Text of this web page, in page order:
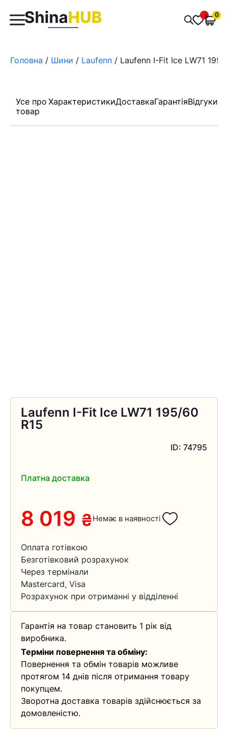
Пошук
товарів
0
Головна / Шини / Laufenn / Laufenn I-Fit Ice LW71 195/
Усе про
товар
ХарактеристикиДоставкаГарантіяВідгуки
Laufenn I-Fit Ice LW71 195/60
R15
ID: 74795
Платна доставка
8 019 ₴Немає в наявності
Оплата готівкою
Безготівковий розрахунок
Через термінали
Mastercard, Visa
Розрахунок при отриманні у відділенні
Гарантія на товар становить 1 рік від
виробника.
Терміни повернення та обміну:
Повернення та обмін товарів можливе
протягом 14 днів після отримання товару
покупцем.
Зворотна доставка товарів здійснюється за
домовленістю.